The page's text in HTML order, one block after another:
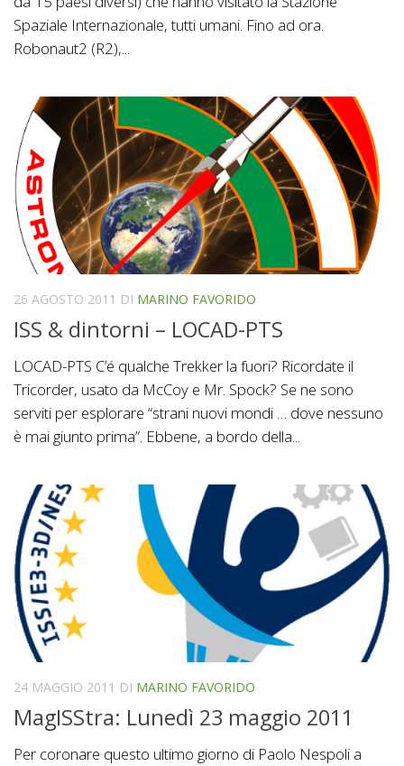
Spaziale Internazionale, tutti umani. Fino ad ora.
Robonaut2 (R2),...
26 AGOSTO 2011 DI MARINO FAVORIDO
ISS & dintorni – LOCAD-PTS
LOCAD-PTS C’é qualche Trekker la fuori? Ricordate il
Tricorder, usato da McCoy e Mr. Spock? Se ne sono
serviti per esplorare “strani nuovi mondi … dove nessuno
è mai giunto prima”. Ebbene, a bordo della...
24 MAGGIO 2011 DI MARINO FAVORIDO
MagISStra: Lunedì 23 maggio 2011
Per coronare questo ultimo giorno di Paolo Nespoli a